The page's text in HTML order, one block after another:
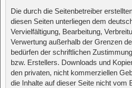
Die durch die Seitenbetreiber
diesen Seiten unterliegen dem
Vervielfältigung, Bearbeitung,
Verwertung außerhalb der Grenzen
bedürfen der schriftlichen
bzw. Erstellers. Downloads und
den privaten, nicht kommerziellen
die Inhalte auf dieser Seite nicht vom